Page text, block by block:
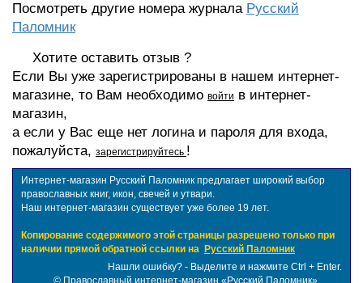
Посмотреть другие номера журнала Русский
Паломник
Хотите оставить отзыв ?
Если Вы уже зарегистрированы в нашем интернет-
магазине, то Вам необходимо войти в интернет-
магазин,
а если у Вас еще нет логина и пароля для входа,
пожалуйста, зарегистрируйтесь !
Интернет-магазин Русский Паломник предлагает широкий выбор
православных книг, икон, свечей и утвари.
Наш интернет-магазин существует уже более 19 лет.
Копирование содержимого этой страницы разрешено только при
наличии прямой обратной ссылки на Русский Паломник
Нашли ошибку? - Выделите и нажмите Ctrl + Enter.
© Православный интернет-магазин «Русский Паломник»